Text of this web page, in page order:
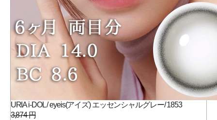
URIA i-DOL / eyeis(アイズ) エッセンシャルグレー/ 1853
3,874 円